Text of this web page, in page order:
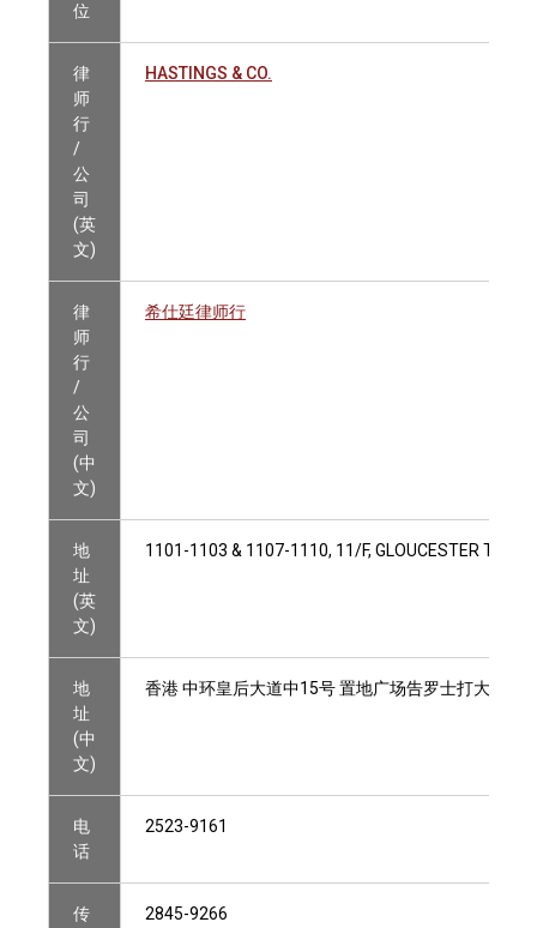
位
律
师
行
/
公
司
(英
文)
HASTINGS & CO.
律
师
行
/
公
司
(中
文)
希仕廷律师行
地
址
(英
文)
1101-1103 & 1107-1110, 11/F, GLOUCESTER
地
址
(中
文)
香港 中环皇后大道中15号 置地广场告罗士打大厦
电
话
2523-9161
传
2845-9266